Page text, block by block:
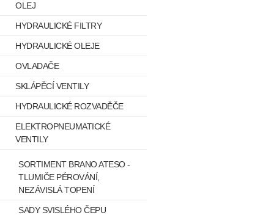
OLEJ
HYDRAULICKÉ FILTRY
HYDRAULICKÉ OLEJE
OVLADAČE
SKLÁPĚCÍ VENTILY
HYDRAULICKÉ ROZVADĚČE
ELEKTROPNEUMATICKÉ
VENTILY
SORTIMENT BRANO ATESO -
TLUMIČE PÉROVÁNÍ,
NEZÁVISLÁ TOPENÍ
SADY SVISLÉHO ČEPU